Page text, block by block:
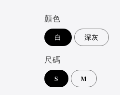
顏色
白 深灰
尺碼
S M